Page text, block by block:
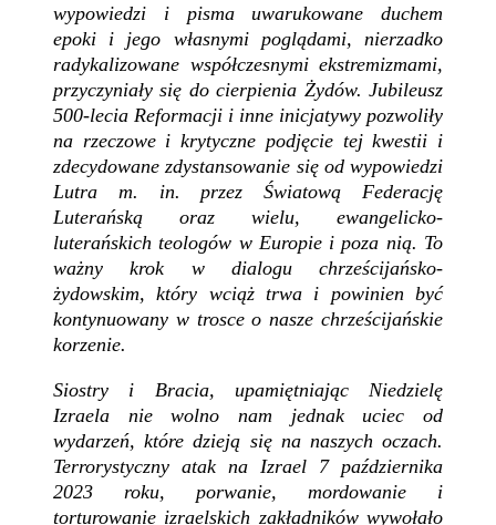
wypowiedzi i pisma uwarukowane duchem
epoki i jego własnymi poglądami, nierzadko
radykalizowane współczesnymi ekstremizmami,
przyczyniały się do cierpienia Żydów. Jubileusz
500-lecia Reformacji i inne inicjatywy pozwoliły
na rzeczowe i krytyczne podjęcie tej kwestii i
zdecydowane zdystansowanie się od wypowiedzi
Lutra m. in. przez Światową Federację
Luterańską oraz wielu, ewangelicko-
luterańskich teologów w Europie i poza nią. To
ważny krok w dialogu chrześcijańsko-
żydowskim, który wciąż trwa i powinien być
kontynuowany w trosce o nasze chrześcijańskie
korzenie.
Siostry i Bracia, upamiętniając Niedzielę
Izraela nie wolno nam jednak uciec od
wydarzeń, które dzieją się na naszych oczach.
Terrorystyczny atak na Izrael 7 października
2023 roku, porwanie, mordowanie i
torturowanie izraelskich zakładników wywołało